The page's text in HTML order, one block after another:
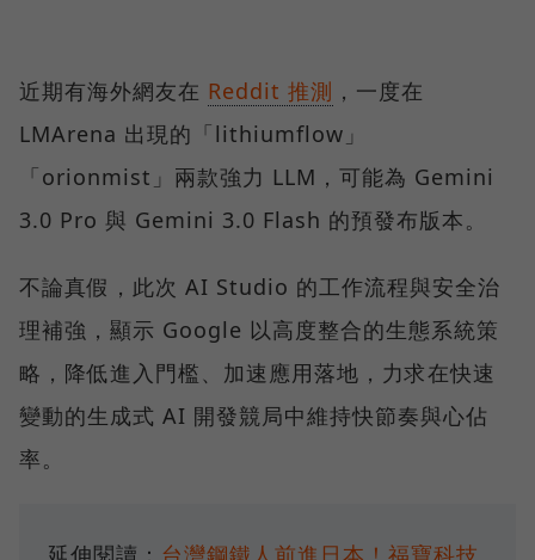
近期有海外網友在 Reddit 推測 ，一度在
LMArena 出現的「lithiumflow」
「orionmist」兩款強力 LLM，可能為 Gemini
3.0 Pro 與 Gemini 3.0 Flash 的預發布版本。
不論真假，此次 AI Studio 的工作流程與安全治
理補強，顯示 Google 以高度整合的生態系統策
略，降低進入門檻、加速應用落地，力求在快速
變動的生成式 AI 開發競局中維持快節奏與心佔
率。